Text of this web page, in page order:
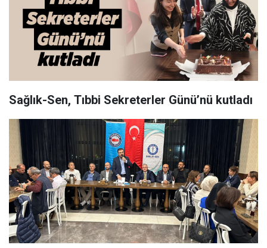
Sağlık-Sen, Tıbbi Sekreterler Günü’nü kutladı